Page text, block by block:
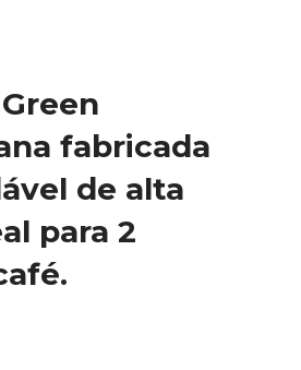
fabricada
de alta
para 2